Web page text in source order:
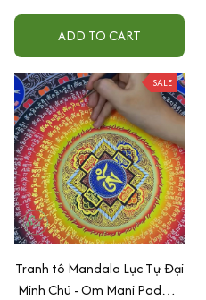
ADD TO CART
SALE
Tranh tô Mandala Lục Tự Đại
Minh Chú - Om Mani Padme